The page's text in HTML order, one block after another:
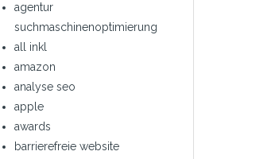
agentur
suchmaschinenoptimierung
all inkl
amazon
analyse seo
apple
awards
barrierefreie website